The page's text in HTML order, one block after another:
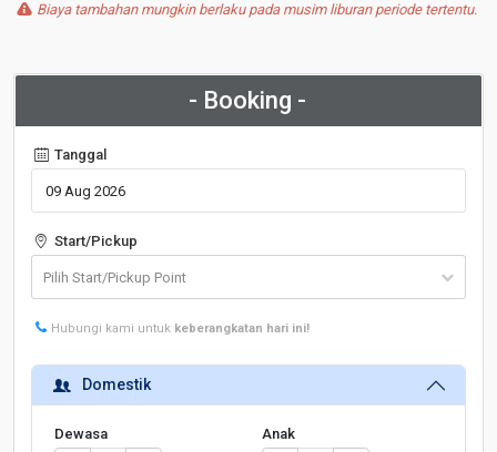
Biaya tambahan mungkin berlaku pada musim liburan periode tertentu.
- Booking -
Tanggal
Start/Pickup
Hubungi kami untuk keberangkatan hari ini!
Domestik
Dewasa Anak